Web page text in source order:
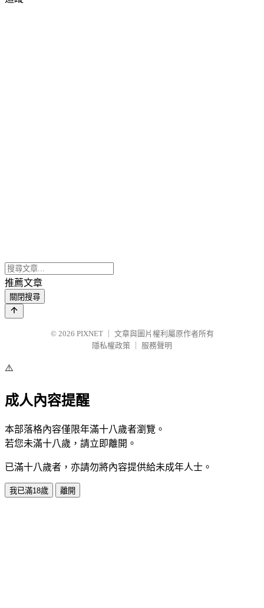
推薦文章
關閉搜尋
© 2026 PIXNET
文章與圖片權利屬原作者所有
隱私權政策
服務聲明
⚠️
成人內容提醒
本部落格內容僅限年滿十八歲者瀏覽。
若您未滿十八歲，請立即離開。
已滿十八歲者，亦請勿將內容提供給未成年人士。
我已滿18歲 離開